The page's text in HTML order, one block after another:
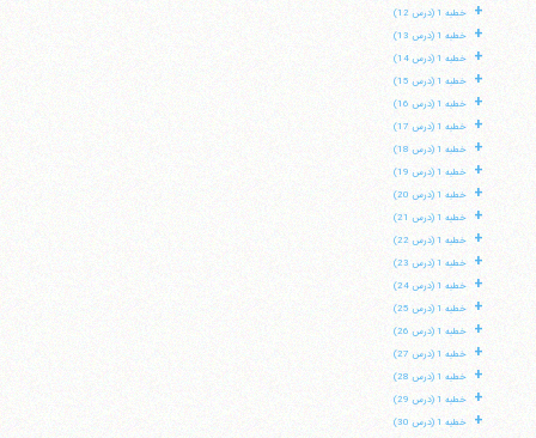
+ خطبه 1 (درس 12)
+ خطبه 1 (درس 13)
+ خطبه 1 (درس 14)
+ خطبه 1 (درس 15)
+ خطبه 1 (درس 16)
+ خطبه 1 (درس 17)
+ خطبه 1 (درس 18)
+ خطبه 1 (درس 19)
+ خطبه 1 (درس 20)
+ خطبه 1 (درس 21)
+ خطبه 1 (درس 22)
+ خطبه 1 (درس 23)
+ خطبه 1 (درس 24)
+ خطبه 1 (درس 25)
+ خطبه 1 (درس 26)
+ خطبه 1 (درس 27)
+ خطبه 1 (درس 28)
+ خطبه 1 (درس 29)
+ خطبه 1 (درس 30)